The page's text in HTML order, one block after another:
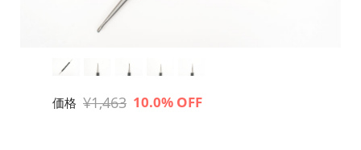
価格 ¥1,463 10.0% OFF